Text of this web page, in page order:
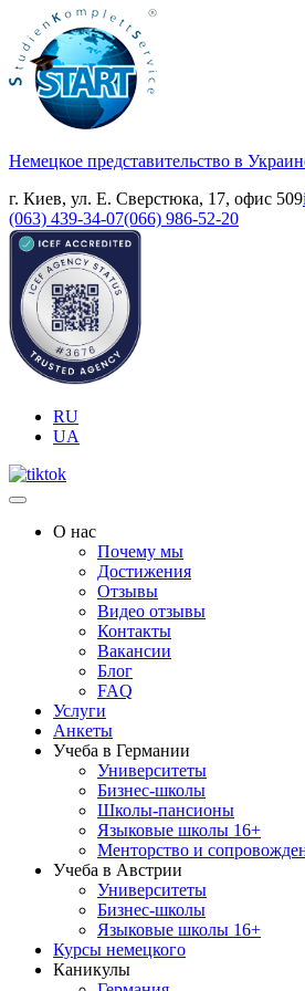
Немецкое представительство в
г. Киев, ул. Е. Сверстюка, 17, офис 509
(063) 439-34-07(066) 986-52-20
RU
UA
О нас
Почему мы
Достижения
Отзывы
Видео отзывы
Контакты
Вакансии
Блог
FAQ
Услуги
Анкеты
Учеба в Германии
Университеты
Бизнес-школы
Школы-пансионы
Языковые школы 16+
Менторство и
Учеба в Австрии
Университеты
Бизнес-школы
Языковые школы 16+
Курсы немецкого
Каникулы